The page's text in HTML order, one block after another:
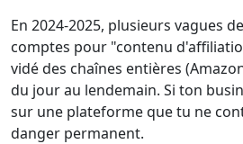
En 2024-2025, plusieurs vagues
comptes pour "contenu
vidé des chaînes entières
du jour au lendemain. Si ton
sur une plateforme que tu ne
danger permanent.